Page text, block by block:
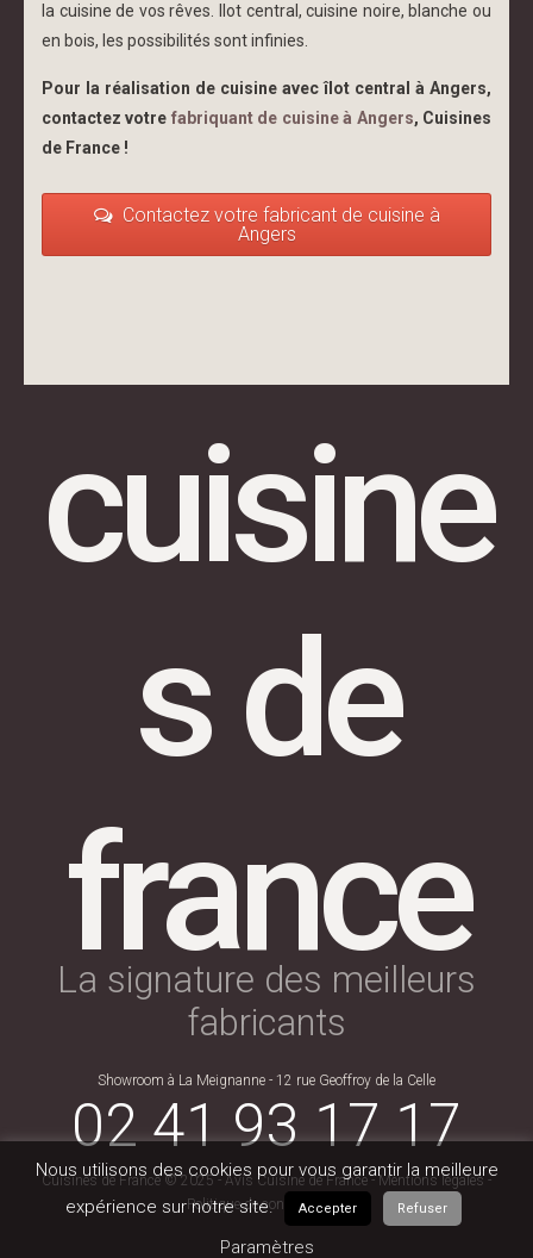
la cuisine de vos rêves. Ilot central,cuisine noire, blanche ou
en bois, les possibilités sont infinies.
Pour la réalisation de cuisine avec îlot central à Angers,
contactez votre fabriquant de cuisine à Angers, Cuisines
de France !
Contactez votre fabricant de cuisine à
Angers
cuisine
s de
france
La signature des meilleurs
fabricants
Showroom à La Meignanne - 12 rue Geoffroy de la Celle
02 41 93 17 17
Cuisines de France © 2025 -Avis Cuisine de France-Mentions légales -
Politique de confidentialité
Nous utilisons des cookies pour vous garantir la meilleure
expérience sur notre site.
Accepter Refuser
Paramètres